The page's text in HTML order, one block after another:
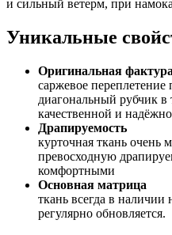
и сильный ветерм, при
Уникальные
Оригинальная фактура
саржевое переплетение
диагональный рубчик в
качественной и
Драпируемость
курточная ткань очень
превосходную
комфортными
Основная матрица
ткань всегда в наличии
регулярно обновляется.